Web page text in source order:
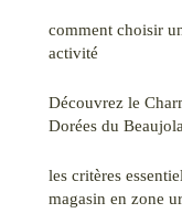
comment choisir
activité
Découvrez le
Dorées du
les critères
magasin en zone